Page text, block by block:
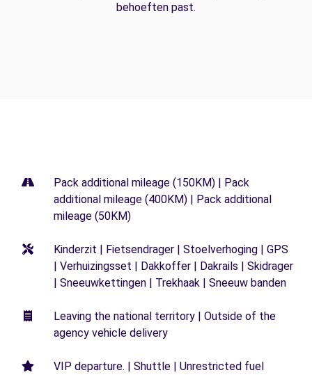
behoeften past.
Pack additional mileage (150KM) | Pack
additional mileage (400KM) | Pack additional
mileage (50KM)
Kinderzit | Fietsendrager | Stoelverhoging | GPS
| Verhuizingsset | Dakkoffer | Dakrails | Skidrager
| Sneeuwkettingen | Trekhaak | Sneeuw banden
Leaving the national territory | Outside of the
agency vehicle delivery
VIP departure. | Shuttle | Unrestricted fuel